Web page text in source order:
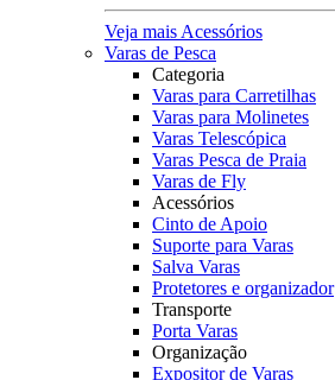
Veja mais Acessórios
Varas de Pesca
Categoria
Varas para Carretilhas
Varas para Molinetes
Varas Telescópica
Varas Pesca de Praia
Varas de Fly
Acessórios
Cinto de Apoio
Suporte para Varas
Salva Varas
Protetores e organizador
Transporte
Porta Varas
Organização
Expositor de Varas